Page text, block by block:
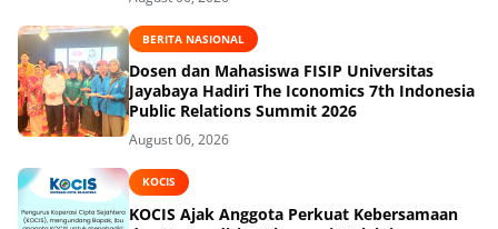
BERITA NASIONAL
Dosen dan Mahasiswa FISIP Universitas
Jayabaya Hadiri The Iconomics 7th Indonesia
Public Relations Summit 2026
August 06, 2026
KOCIS
KOCIS Ajak Anggota Perkuat Kebersamaan